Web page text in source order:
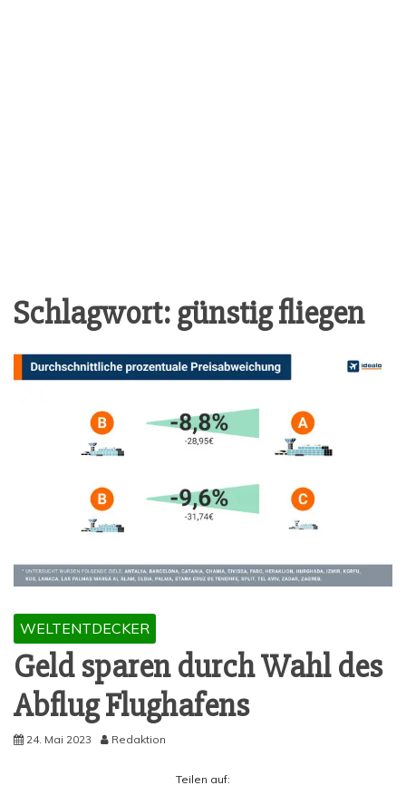
Schlagwort:günstig fliegen
WELTENTDECKER
Geld spa­ren durch Wahl des
Abflug Flughafens
24. Mai 2023 Redaktion
Tei­len auf: